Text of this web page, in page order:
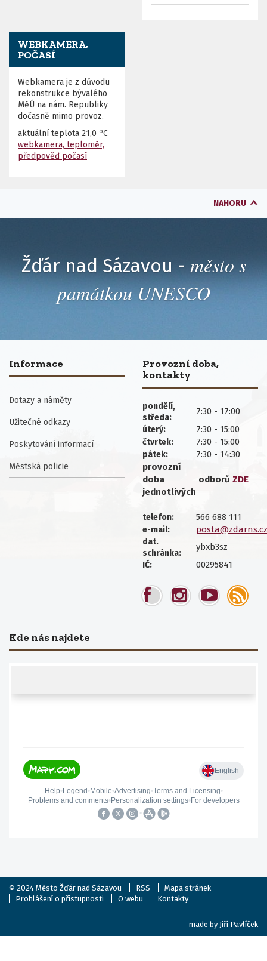
WEBKAMERA,
POČASÍ
Webkamera je z důvodu
rekonstrukce bývalého
MěÚ na nám. Republiky
dočasně mimo provoz.
aktuální teplota 21,0 oC
webkamera, teploměr,
předpověď počasí
NAHORU
Žďár nad Sázavou - město s
památkou UNESCO
Informace
Dotazy a náměty
Užitečné odkazy
Poskytování informací
Městská policie
Provozní doba,
kontakty
pondělí,
středa:
7:30 - 17:00
úterý: 7:30 - 15:00
čtvrtek: 7:30 - 15:00
pátek:
7:30 - 14:30
provozní
doba
jednotlivých
odborů ZDE
telefon: 566 688 111
e-mail: posta@zdarns.cz
dat.
schránka:
ybxb3sz
IČ: 00295841
Kde nás najdete
© 2024 Město Žďár nad Sázavou RSS
Mapa stránek
Prohlášení o přístupnosti
O webu Kontakty
made by Jiří Pavlíček